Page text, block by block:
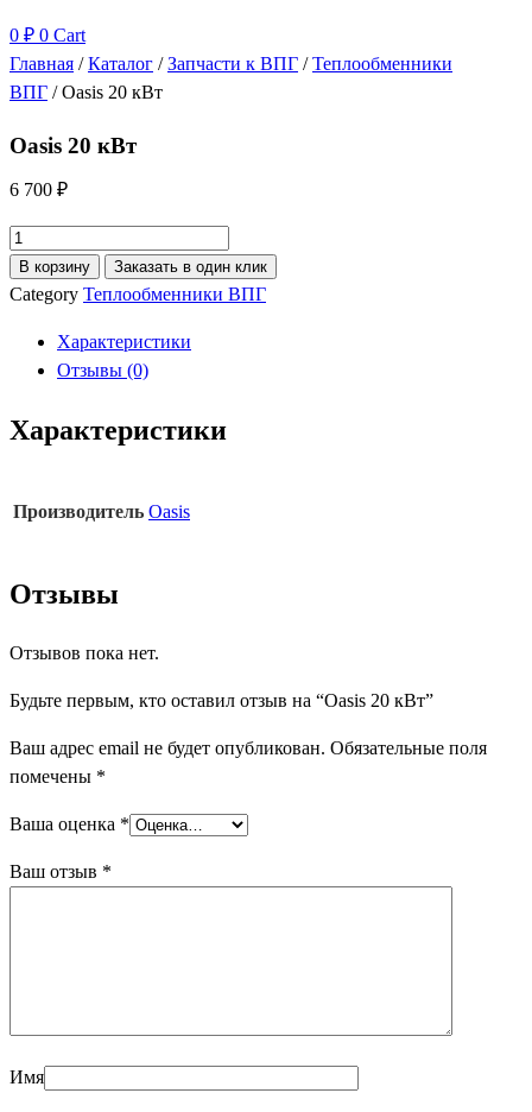
0 ₽ 0 Cart
Главная /Каталог /Запчасти к ВПГ /Теплообменники
ВПГ / Oasis 20 кВт
Oasis 20 кВт
6 700 ₽
Количество
товара
Oasis
кВт
В корзину Заказать в один клик
Category Теплообменники ВПГ
Характеристики
Отзывы (0)
Характеристики
Производитель Oasis
Отзывы
Отзывов пока нет.
Будьте первым, кто оставил отзыв на “Oasis 20 кВт”
Ваш адрес email не будет опубликован. Обязательные поля
помечены *
Ваша оценка *
Ваш отзыв *
Имя